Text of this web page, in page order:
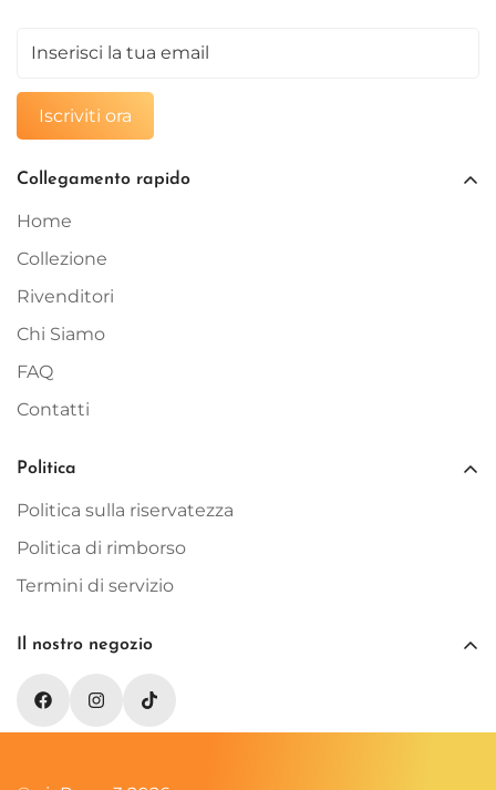
Iscriviti ora
Collegamento rapido
Home
Collezione
Rivenditori
Chi Siamo
FAQ
Contatti
Politica
Politica sulla riservatezza
Politica di rimborso
Termini di servizio
Il nostro negozio